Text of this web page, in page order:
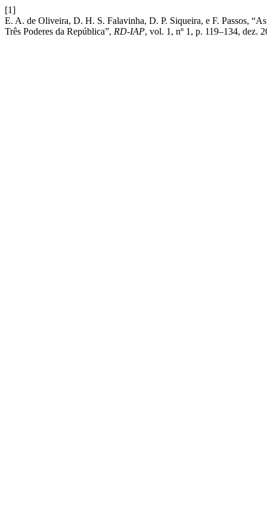
[1]
E. A. de Oliveira, D. H. S. Falavinha, D. P. Siqueira, e F. Passos,
Três Poderes da República”, RD-IAP, vol. 1, nº 1, p. 119–134, dez.